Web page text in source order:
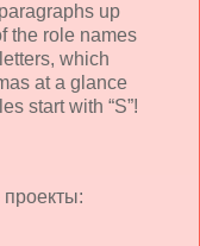
up
the role names
which
at a glance
start with “S”!